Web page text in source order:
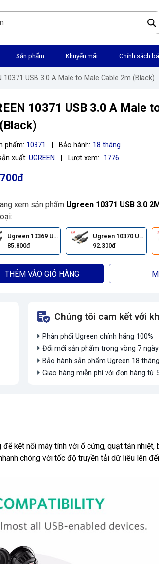
Sản phẩm Khuyến mãi Chính sách
10371 USB 3.0 A Male to Male Cable 2m (Black)
10371 USB 3.0 A Male
phẩm: 10371 Bảo hành: 18 tháng
xuất: UGREEN Lượt xem: 1776
xem sản phẩm Ugreen 10371 USB 3.0
Ugreen 10369 USB 3.0 0.5M(Black)
85.800đ
Ugreen 10370 USB 3.0 1M(Black)
92.300đ
THÊM VÀO GIỎ HÀNG
Chúng tôi cam kết với
Phân phối Ugreen chính hãng 100%
Đổi mới sản phẩm trong vòng 7
Bảo hành sản phẩm Ugreen 18 tháng
Giao hàng miễn phí với đơn hàng từ
kết nối máy tính với ổ cứng, quạt tản nhiệt,
chóng với tốc độ truyền tải dữ liêu lên